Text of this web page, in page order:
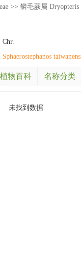
>> 鳞毛蕨属 Dryopteris
Chr.
植物百科 名称分类
未找到数据